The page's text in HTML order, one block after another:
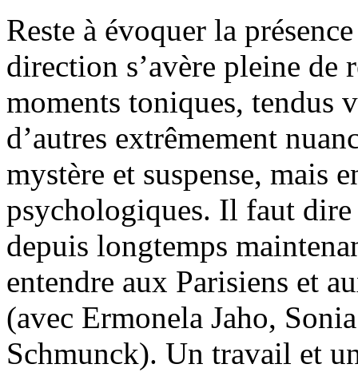
Reste à évoquer la
direction s’avère pleine de
moments toniques, tendus
d’autres extrêmement
mystère et suspense, mais
psychologiques. Il faut
depuis longtemps
entendre aux Parisiens et
(avec Ermonela Jaho,
Schmunck). Un travail et